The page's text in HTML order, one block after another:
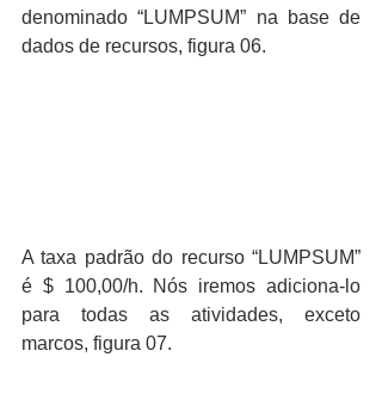
denominado “LUMPSUM” na base de
dados de recursos, figura 06.
A taxa padrão do recurso “LUMPSUM”
é $ 100,00/h. Nós iremos adiciona-lo
para todas as atividades, exceto
marcos, figura 07.